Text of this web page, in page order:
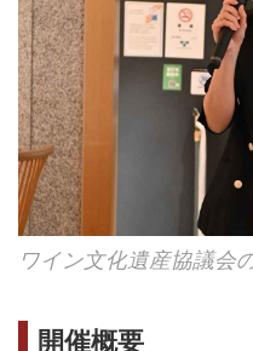
ワイン文化遺産協議会
開催概要